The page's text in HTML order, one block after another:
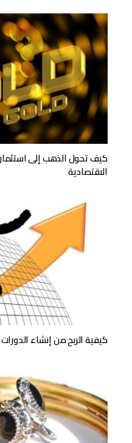
كيف تحول الذهب إلى
الاقتصادية
كيفية الربح من إنشاء الدورات